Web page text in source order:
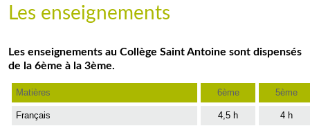
Les enseignements
Les enseignements au Collège Saint Antoine sont dispensés
de la 6ème à la 3ème.
Matières 6ème 5ème
Français 4,5 h 4 h